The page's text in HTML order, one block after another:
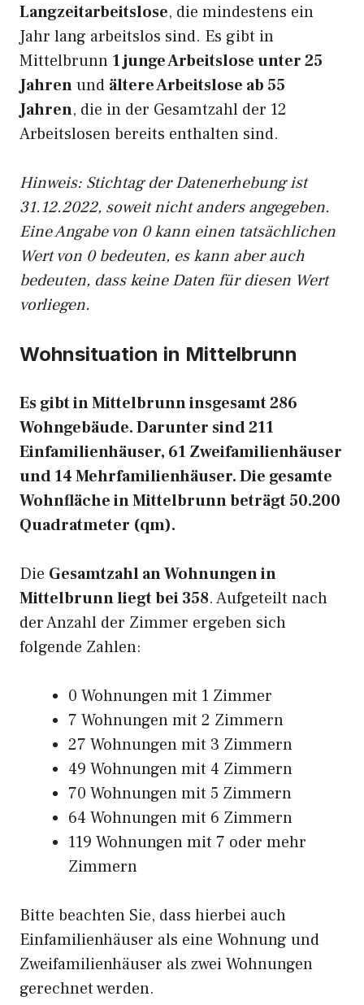
Langzeitarbeitslose, die mindestens ein
Jahr lang arbeitslos sind. Es gibt in
Mittelbrunn 1 junge Arbeitslose unter 25
Jahrenund ältere Arbeitslose ab 55
Jahren, die in der Gesamtzahl der 12
Arbeitslosen bereits enthalten sind.
Hinweis: Stichtag der Datenerhebung ist
31.12.2022, soweit nicht anders angegeben.
Eine Angabe von 0 kann einen tatsächlichen
Wert von 0 bedeuten, es kann aber auch
bedeuten, dass keine Daten für diesen Wert
vorliegen.
Wohnsituation in Mittelbrunn
Es gibt in Mittelbrunn insgesamt 286
Wohngebäude. Darunter sind 211
Einfamilienhäuser, 61 Zweifamilienhäuser
und 14 Mehrfamilienhäuser. Die gesamte
Wohnfläche in Mittelbrunn beträgt 50.200
Quadratmeter (qm).
Die Gesamtzahl an Wohnungen in
Mittelbrunn liegt bei 358. Aufgeteilt nach
der Anzahl der Zimmer ergeben sich
folgende Zahlen:
0 Wohnungen mit 1 Zimmer
7 Wohnungen mit 2 Zimmern
27 Wohnungen mit 3 Zimmern
49 Wohnungen mit 4 Zimmern
70 Wohnungen mit 5 Zimmern
64 Wohnungen mit 6 Zimmern
119 Wohnungen mit 7 oder mehr
Zimmern
Bitte beachten Sie, dass hierbei auch
Einfamilienhäuser als eine Wohnung und
Zweifamilienhäuser als zwei Wohnungen
gerechnet werden.